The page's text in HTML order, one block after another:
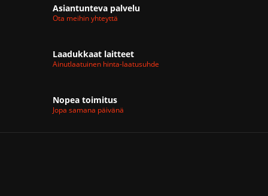
Asiantunteva palvelu
Ota meihin yhteyttä
Laadukkaat laitteet
Ainutlaatuinen hinta-laatusuhde
Nopea toimitus
Jopa samana päivänä